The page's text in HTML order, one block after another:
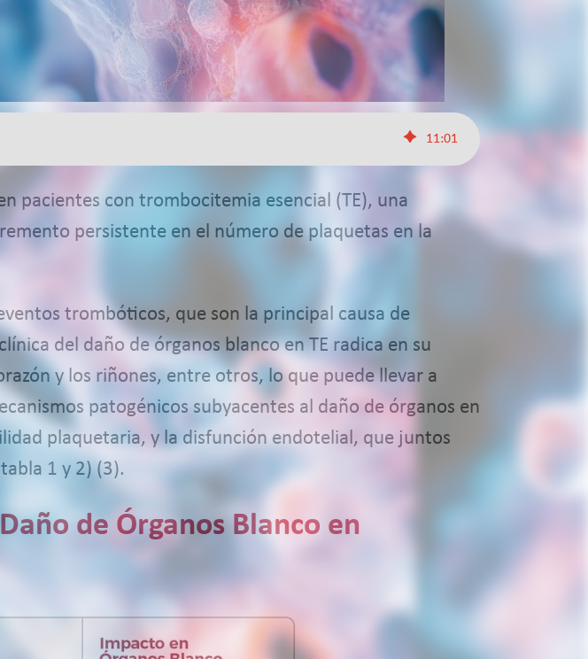
11:01
pacientes con trombocitemia esencial (TE), una
persistente en el número de plaquetas en la
trombóticos, que son la principal causa de
del daño de órganos blanco en TE radica en su
y los riñones, entre otros, lo que puede llevar a
patogénicos subyacentes al daño de órganos en
plaquetaria, y la disfunción endotelial, que juntos
1 y 2) (3).
de Órganos Blanco en